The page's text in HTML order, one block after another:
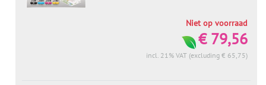
Niet op voorraad
€ 79,56
incl. 21% VAT (excluding € 65,75)